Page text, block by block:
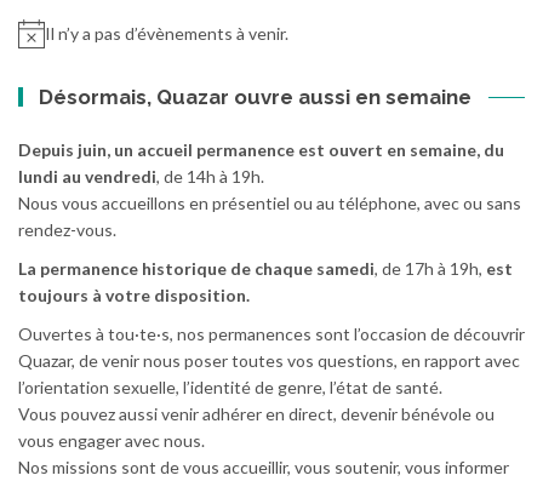
Il n’y a pas d’évènements à venir.
Désormais, Quazar ouvre aussi en semaine
Depuis juin, un accueil permanence est ouvert en semaine, du
lundi au vendredi, de 14h à 19h.
Nous vous accueillons en présentiel ou au téléphone, avec ou sans
rendez-vous.
La permanence historique de chaque samedi, de 17h à 19h, est
toujours à votre disposition.
Ouvertes à tou·te·s, nos permanences sont l’occasion de découvrir
Quazar, de venir nous poser toutes vos questions, en rapport avec
l’orientation sexuelle, l’identité de genre, l’état de santé.
Vous pouvez aussi venir adhérer en direct, devenir bénévole ou
vous engager avec nous.
Nos missions sont de vous accueillir, vous soutenir, vous informer